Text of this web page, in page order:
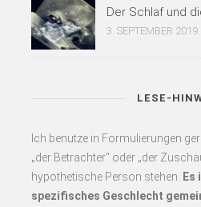
Der Schlaf und
3. SEPTEMBER 2019
LESE-
Ich benutze in Formulierungen
„der Betrachter“ oder „der
hypothetische Person stehen.
Es
spezifisches Geschlecht